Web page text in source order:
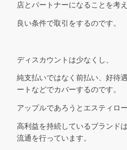
店とパートナーになることを考
良い条件で取引をするのです。
ディスカウントは少なくし、
純支払いではなく前払い、好待
ートなどでカバーするのです。
アップルであろうとエスティロ
高利益を持続しているブランド
流通を行っています。